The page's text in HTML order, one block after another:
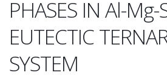
PHASES IN Al-Mg-
EUTECTIC
SYSTEM